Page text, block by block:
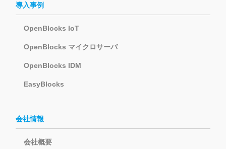
導入事例
OpenBlocks IoT
OpenBlocks マイクロサーバ
OpenBlocks IDM
EasyBlocks
会社情報
会社概要